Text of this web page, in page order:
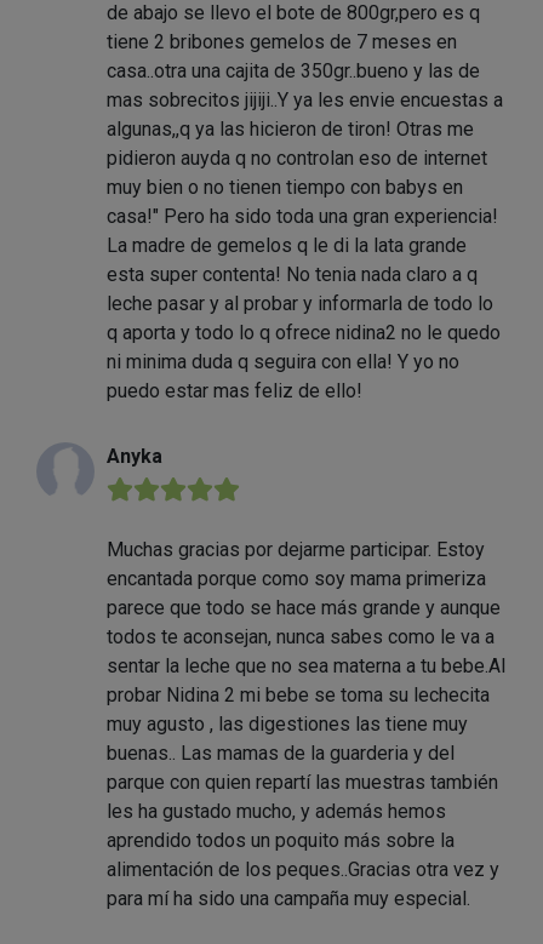
de abajo se llevo el bote de 800gr,pero es q
tiene 2 bribones gemelos de 7 meses en
casa..otra una cajita de 350gr..bueno y las de
mas sobrecitos jijiji..Y ya les envie encuestas a
algunas,,q ya las hicieron de tiron! Otras me
pidieron auyda q no controlan eso de internet
muy bien o no tienen tiempo con babys en
casa!" Pero ha sido toda una gran experiencia!
La madre de gemelos q le di la lata grande
esta super contenta! No tenia nada claro a q
leche pasar y al probar y informarla de todo lo
q aporta y todo lo q ofrece nidina2 no le quedo
ni minima duda q seguira con ella! Y yo no
puedo estar mas feliz de ello!
Anyka
★★★★★
Muchas gracias por dejarme participar. Estoy
encantada porque como soy mama primeriza
parece que todo se hace más grande y aunque
todos te aconsejan, nunca sabes como le va a
sentar la leche que no sea materna a tu bebe.Al
probar Nidina 2 mi bebe se toma su lechecita
muy agusto , las digestiones las tiene muy
buenas.. Las mamas de la guarderia y del
parque con quien repartí las muestras también
les ha gustado mucho, y además hemos
aprendido todos un poquito más sobre la
alimentación de los peques..Gracias otra vez y
para mí ha sido una campaña muy especial.